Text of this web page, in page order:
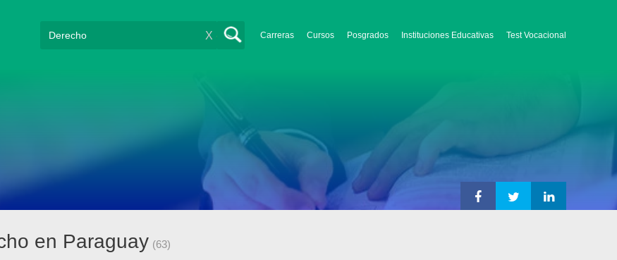
Carreras Cursos Posgrados Instituciones Educativas Test Vocacional
X
en Paraguay (63)